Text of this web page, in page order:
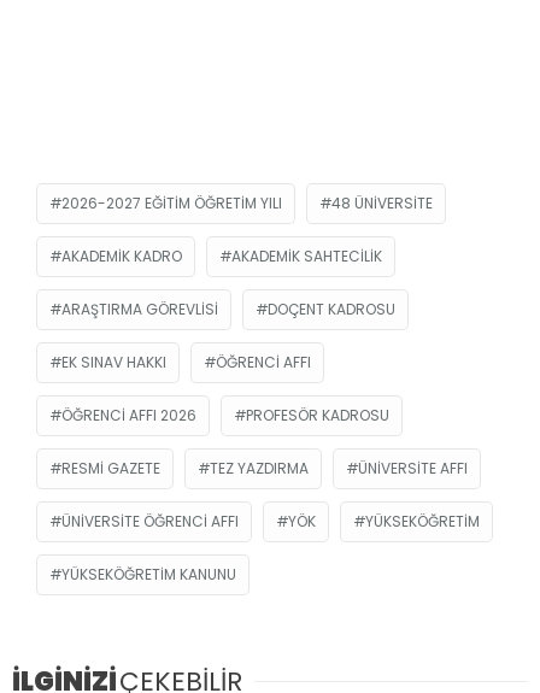
2026-2027 EĞITIM ÖĞRETIM YILI 48 ÜNIVERSITE
AKADEMIK KADRO AKADEMIK SAHTECILIK
ARAŞTIRMA GÖREVLISI DOÇENT KADROSU
EK SINAV HAKKI ÖĞRENCI AFFI
ÖĞRENCI AFFI 2026 PROFESÖR KADROSU
RESMİ GAZETE TEZ YAZDIRMA ÜNIVERSITE AFFI
ÜNIVERSITE ÖĞRENCI AFFI YÖK YÜKSEKÖĞRETIM
YÜKSEKÖĞRETIM KANUNU
İLGİNİZİÇEKEBİLİR